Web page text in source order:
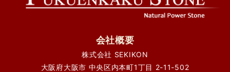
会社概要
株式会社 SEKIKON
大阪府大阪市 中央区内本町1丁目 2-11-502